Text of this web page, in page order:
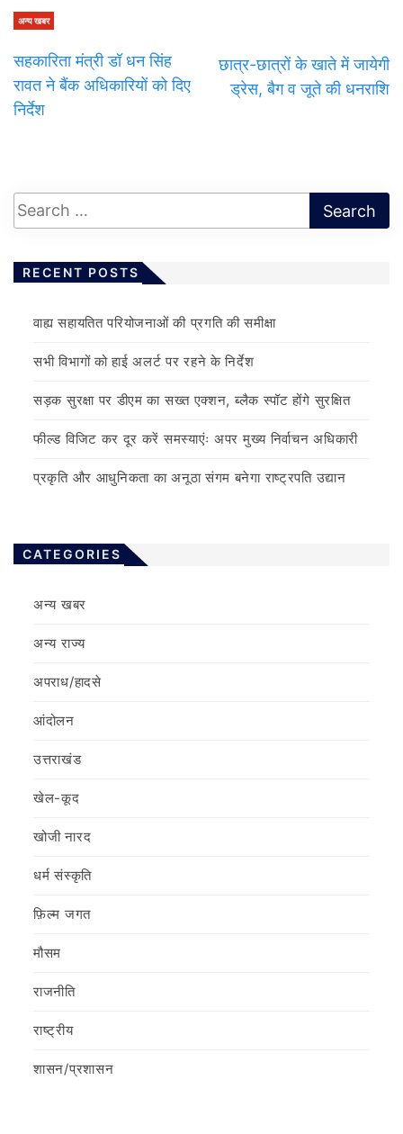
अन्य खबर
सहकारिता मंत्री डॉ धन सिंह
रावत ने बैंक अधिकारियों को दिए
निर्देश
छात्र-छात्रों के खाते में जायेगी
ड्रेस, बैग व जूते की धनराशि
RECENT POSTS
वाह्य सहायतित परियोजनाओं की प्रगति की समीक्षा
सभी विभागों को हाई अलर्ट पर रहने के निर्देश
सड़क सुरक्षा पर डीएम का सख्त एक्शन, ब्लैक स्पॉट होंगे सुरक्षित
फील्ड विजिट कर दूर करें समस्याएंः अपर मुख्य निर्वाचन अधिकारी
प्रकृति और आधुनिकता का अनूठा संगम बनेगा राष्ट्रपति उद्यान
CATEGORIES
अन्य खबर
अन्य राज्य
अपराध/हादसे
आंदोलन
उत्तराखंड
खेल-कूद
खोजी नारद
धर्म संस्कृति
फ़िल्‍म जगत
मौसम
राजनीति
राष्ट्रीय
शासन/प्रशासन